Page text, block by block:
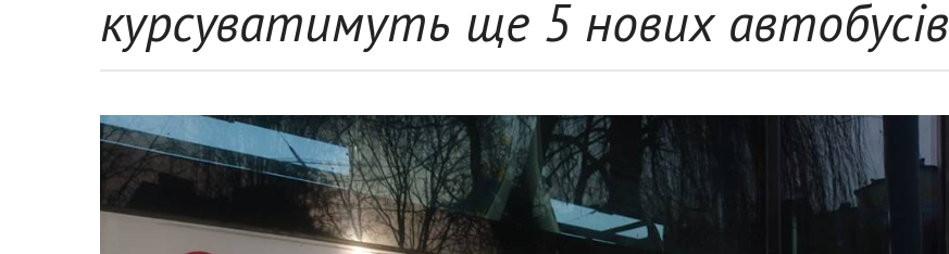
курсуватимуть ще 5 нових автобусів